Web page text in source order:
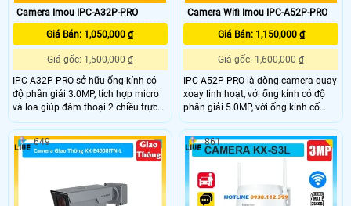
Camera Imou IPC-A32P-PRO
Giá Bán: 1,050,000 ₫
Giá gốc: 1,500,000 ₫
IPC-A32P-PRO sở hữu ống kính có
độ phân giải 3.0MP, tích hợp micro
và loa giúp đàm thoại 2 chiều trực
tiếp qua camera, có nhiều tính năng
thôn minh phát hiện con người, phát
hiện chuyển động, phát hiện âm
thanh bất tường, nhìn hình ảnh có
Camera Wifi Imou IPC-A52P-PRO
Giá Bán: 1,150,000 ₫
Giá gốc: 1,600,000 ₫
IPC-A52P-PRO là dòng camera quay
xoay linh hoạt, với ống kính có độ
phân giải 5.0MP, với ống kính cố
định 3.6mm và gốc nhìn rọng 89°,
trang bị 4 chế độ ánh sáng ban đêm
thông minh, thích hợp wifi 6, kết hợp
cổng LAN, trang bị nhiều tính năng
649 861